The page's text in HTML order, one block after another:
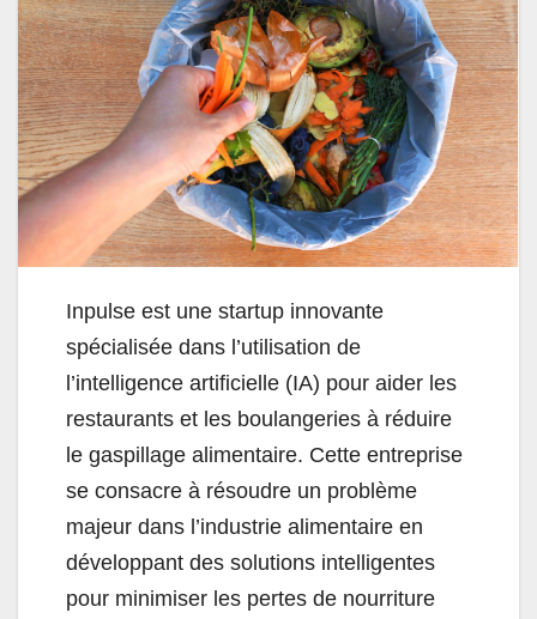
Inpulse est une startup innovante
spécialisée dans l’utilisation de
l’intelligence artificielle (IA) pour aider les
restaurants et les boulangeries à réduire
le gaspillage alimentaire. Cette entreprise
se consacre à résoudre un problème
majeur dans l’industrie alimentaire en
développant des solutions intelligentes
pour minimiser les pertes de nourriture